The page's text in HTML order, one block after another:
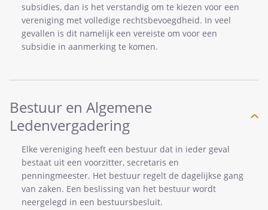
subsidies, dan is het verstandig om te kiezen voor een
vereniging met volledige rechtsbevoegdheid. In veel
gevallen is dit namelijk een vereiste om voor een
subsidie in aanmerking te komen.
Bestuur en Algemene
Ledenvergadering
Elke vereniging heeft een bestuur dat in ieder geval
bestaat uit een voorzitter, secretaris en
penningmeester. Het bestuur regelt de dagelijkse gang
van zaken. Een beslissing van het bestuur wordt
neergelegd in een bestuursbesluit.